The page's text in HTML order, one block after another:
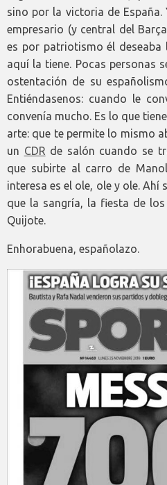
sino por la victoria de
empresario (y central del
es por patriotismo él deseaba
aquí la tiene. Pocas personas
ostentación de su
Entiéndasenos: cuando le
convenía mucho. Es lo que
arte: que te permite lo mismo
un CDR de salón cuando se
que subirte al carro de
interesa es el ole, ole y ole. Ahí
que la sangría, la fiesta de
Quijote.
Enhorabuena, españolazo.